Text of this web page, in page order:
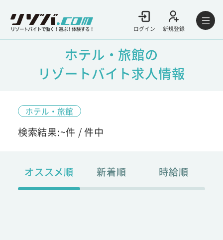
リゾートバイトで働く！遊ぶ！体験する！ ログイン 新規登録
ホテル・旅館の
リゾートバイト求人情報
ホテル・旅館
検索結果:~件 /件中
オススメ順 新着順 時給順